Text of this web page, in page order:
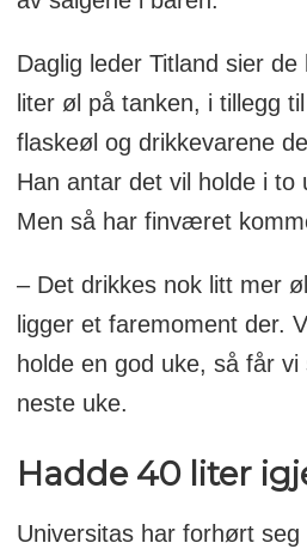
Daglig leder Titland sier
liter øl på tanken, i tillegg
flaskeøl og drikkevarene
Han antar det vil holde i to
Men så har finværet
– Det drikkes nok litt mer
ligger et faremoment der.
holde en god uke, så får
neste uke.
Hadde 40 liter
Universitas har forhørt